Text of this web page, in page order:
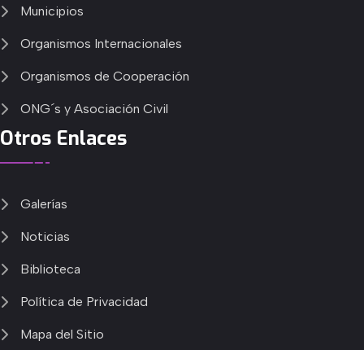
Municipios
Organismos Internacionales
Organismos de Cooperación
ONG´s y Asociación Civil
Otros Enlaces
Galerías
Noticias
Biblioteca
Política de Privacidad
Mapa del Sitio